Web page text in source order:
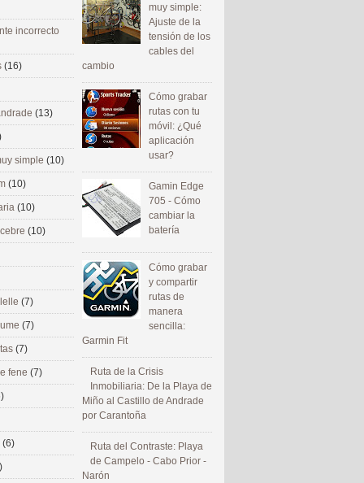
muy simple:
Ajuste de la
tensión de los
cables del
cambio
Cómo grabar
rutas con tu
móvil: ¿Qué
aplicación
usar?
Gamin Edge
705 - Cómo
cambiar la
batería
Cómo grabar
y compartir
rutas de
manera
sencilla:
Garmin Fit
Ruta de la Crisis
Inmobiliaria: De la Playa de
Miño al Castillo de Andrade
por Carantoña
Ruta del Contraste: Playa
de Campelo - Cabo Prior -
Narón
incorrecto
(16)
(13)
simple (10)
(10)
(10)
(10)
(7)
(7)
(7)
fene (7)
(6)